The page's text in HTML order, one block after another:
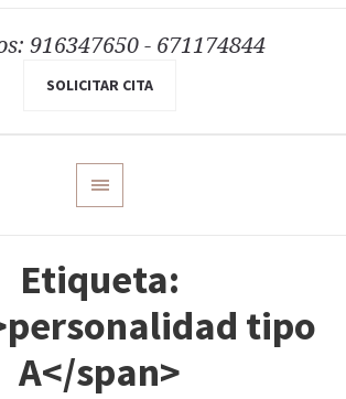
916347650 - 671174844
SOLICITAR CITA
Etiqueta:
tipo
A</span>